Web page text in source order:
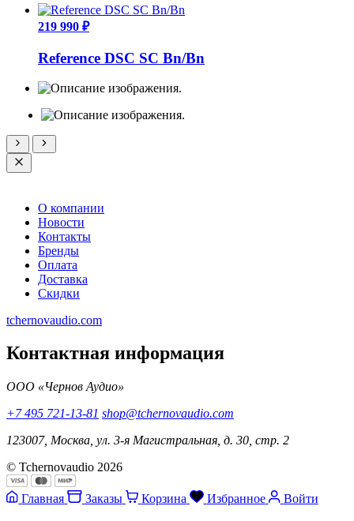
219 990 ₽
Reference DSC SC Bn/Bn
О компании
Новости
Контакты
Бренды
Оплата
Доставка
Скидки
tchernovaudio.com
Контактная информация
ООО «Чернов Аудио»
+7 495 721-13-81 shop@tchernovaudio.com
123007, Москва, ул. 3-я Магистральная, д. 30, стр. 2
© Tchernovaudio 2026
Главная Заказы Корзина Избранное Войти